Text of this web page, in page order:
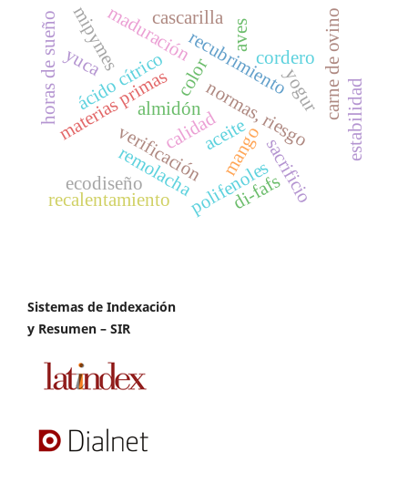
calidad
materias primas normas, riesgo
verificación
ácido cítricoalmidón
mango
recubrimiento
color
remolacha
yogur carne de ovino
cordero
maduración
sacrificio
aceite
cascarilla
polifenoles
recalentamiento
ecodiseño
mipymes
estabilidad
horas de sueño aves
yuca
di-fafs
Sistemas de Indexación
y Resumen – SIR